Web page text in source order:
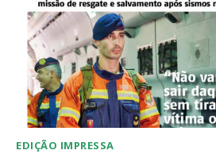
Ofertas para assinatura anual
Escolha o plano
EDIÇÃO IMPRESSA